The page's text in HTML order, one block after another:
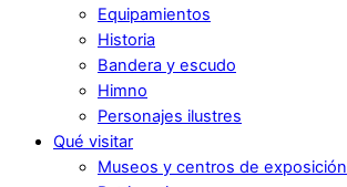
Equipamientos
Historia
Bandera y escudo
Himno
Personajes ilustres
Qué visitar
Museos y centros de exposición